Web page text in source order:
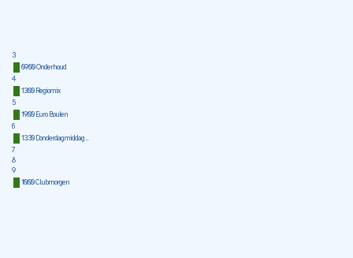
3
09:00 Onderhoud
4
13:00 Regiomix
5
19:00 Euro Boulen
6
13:30 Donderdagmiddag ...
7
8
9
10:00 Clubmorgen